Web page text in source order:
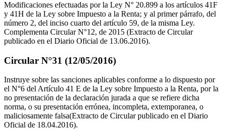
Modificaciones efectuadas por la Ley N° 20.899 a los artículos 41F
y 41H de la Ley sobre Impuesto a la Renta; y al primer párrafo, del
número 2, del inciso cuarto del artículo 59, de la misma Ley.
Complementa Circular N°12, de 2015 (Extracto de Circular
publicado en el Diario Oficial de 13.06.2016).
Circular N°31 (12/05/2016)
Instruye sobre las sanciones aplicables conforme a lo dispuesto por
el N°6 del Artículo 41 E de la Ley sobre Impuesto a la Renta, por la
no presentación de la declaración jurada a que se refiere dicha
norma, o su presentación errónea, incompleta, extemporanea, o
maliciosamente falsa(Extracto de Circular publicado en el Diario
Oficial de 18.04.2016).